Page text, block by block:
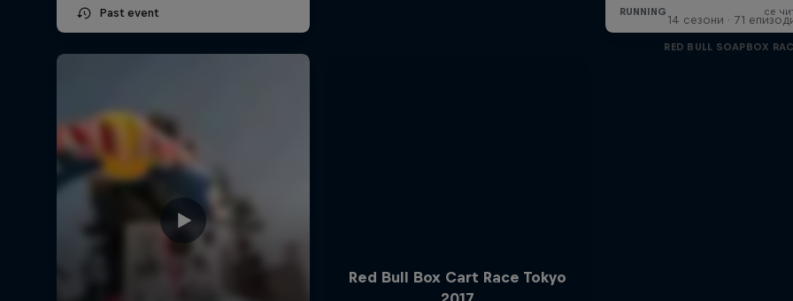
Past event
Red Bull Box Cart Race Tokyo
14 сезони · 71
RED BULL SOAPBOX